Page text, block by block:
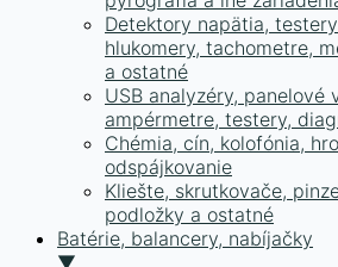
Detektory napätia,
hlukomery, tachometre,
a ostatné
USB analyzéry, panelové
ampérmetre, testery,
Chémia, cín, kolofónia,
odspájkovanie
Kliešte, skrutkovače,
podložky a ostatné
Batérie, balancery, nabíjačky
▼